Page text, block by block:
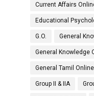
Current Affairs
Educational
G.O. General
General Knowledge
General Tamil
Group II & IIA